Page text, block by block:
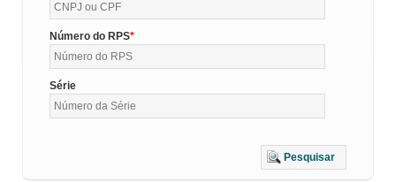
Número do RPS
Série
Pesquisar